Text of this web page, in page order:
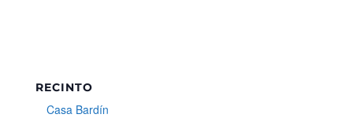
RECINTO
Casa Bardín